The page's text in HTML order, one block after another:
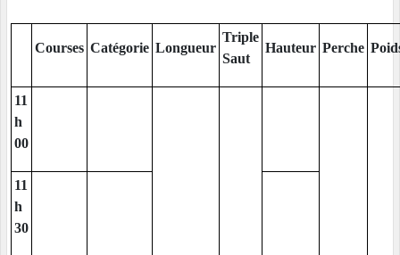
Courses Catégorie Longueur
Triple
Saut
Hauteur Perche
11
h
00
11
h
30